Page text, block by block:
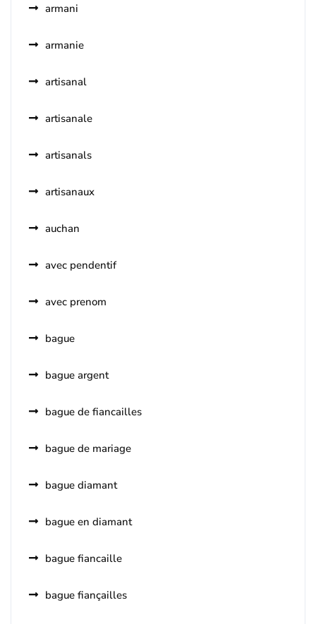
armani
armanie
artisanal
artisanale
artisanals
artisanaux
auchan
avec pendentif
avec prenom
bague
bague argent
bague de fiancailles
bague de mariage
bague diamant
bague en diamant
bague fiancaille
bague fiançailles